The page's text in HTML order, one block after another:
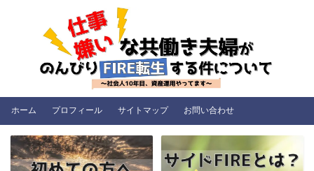
ホーム プロフィール サイトマップ お問い合わせ